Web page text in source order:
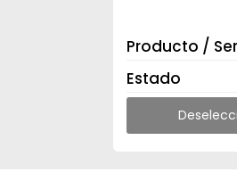
Producto /
Estado